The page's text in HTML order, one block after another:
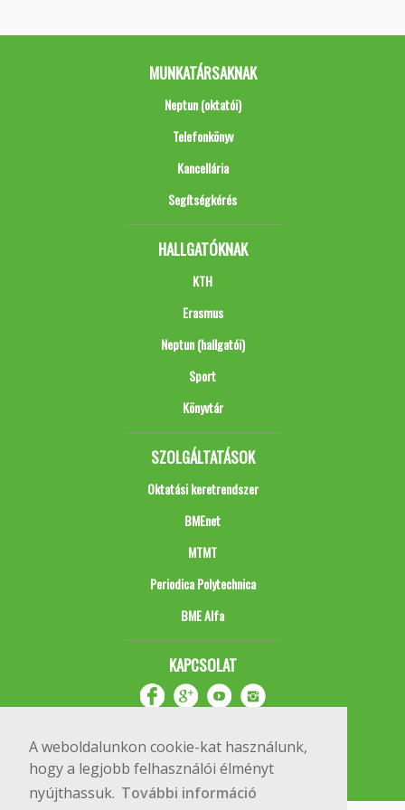
A weboldalunkon cookie-kat használunk,
hogy a legjobb felhasználói élményt
nyújthassuk. További információ
MUNKATÁRSAKNAK
Neptun (oktatói)
Telefonkönyv
Kancellária
Segítségkérés
HALLGATÓKNAK
KTH
Erasmus
Neptun (hallgatói)
Sport
Könyvtár
SZOLGÁLTATÁSOK
Oktatási keretrendszer
BMEnet
MTMT
Periodica Polytechnica
BME Alfa
KAPCSOLAT